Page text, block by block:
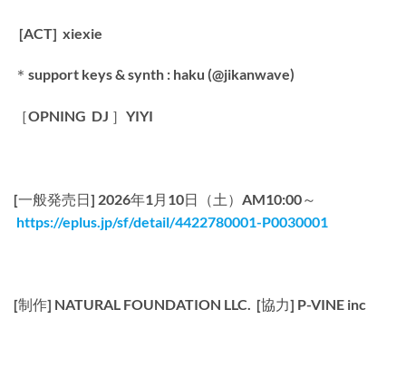
[ACT] xiexie
＊support keys & synth : haku (@jikanwave)
［OPNING DJ ］YIYI
[一般発売日] 2026年1月10日（土）AM10:00～
https://eplus.jp/sf/detail/4422780001-P0030001
[制作] NATURAL FOUNDATION LLC. [協力] P-VINE inc